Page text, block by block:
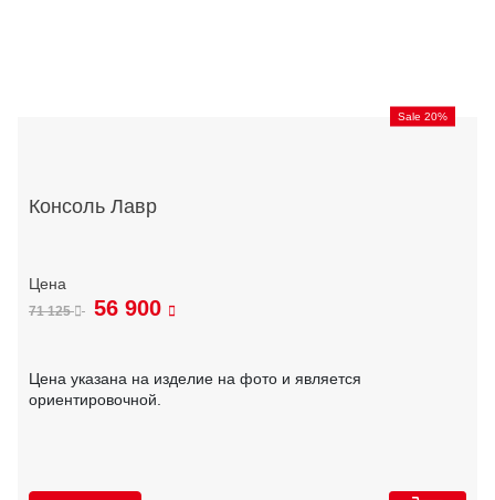
Sale 20%
Консоль Лавр
71 125 56 900
Цена указана на изделие на фото и является
ориентировочной.